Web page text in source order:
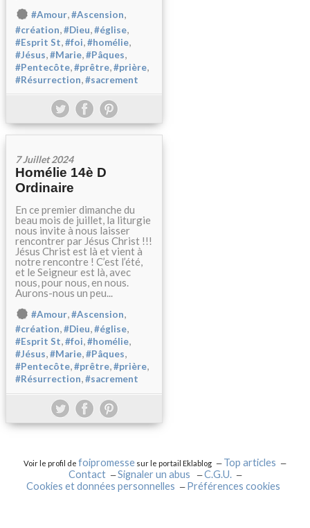
#Amour,#Ascension,
#création #Dieu #église
#Esprit St #foi #homélie
#Jésus #Marie #Pâques
#Pentecôte #prêtre #prière
#Résurrection #sacrement
7 Juillet 2024
Homélie 14è D
Ordinaire
En ce premier dimanche du
beau mois de juillet, la liturgie
nous invite à nous laisser
rencontrer par Jésus Christ !!!
Jésus Christ est là et vient à
notre rencontre ! C’est l’été,
et le Seigneur est là, avec
nous, pour nous, en nous.
Aurons-nous un peu...
#Amour,#Ascension,
#création,#Dieu,#église,
#Esprit St,#foi,#homélie,
#Jésus,#Marie,#Pâques,
#Pentecôte,#prêtre,#prière,
#Résurrection,#sacrement
Voir le profil de foipromesse sur le portail Eklablog
Top articles
Contact
Signaler un abus
C.G.U.
Cookies et données personnelles
Préférences cookies